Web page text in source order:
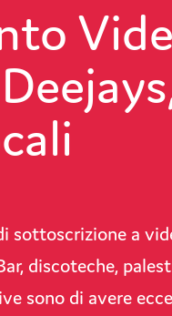
sottoscrizione a
discoteche,
sono di avere